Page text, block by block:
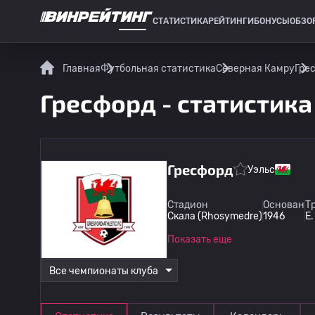
СТАТИСТИКАРЕЙТИНГИ БОНУСЫ
ГлавнаяФутбольная статистикаСеверная Камру
Гресфорд -
Гресфорд Уэльс
Стадион
Скала (Rhosymedre)
Основан
1946
Показать еще
Все чемпионаты клуба